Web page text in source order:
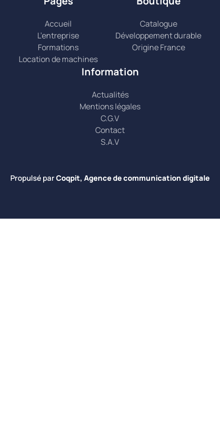
Accueil
L’entreprise
Formations
Location de machines
Catalogue
Développement durable
Origine France
Information
Actualités
Mentions légales
C.G.V
Contact
S.A.V
Propulsé parCoqpit, Agence de communication digitale